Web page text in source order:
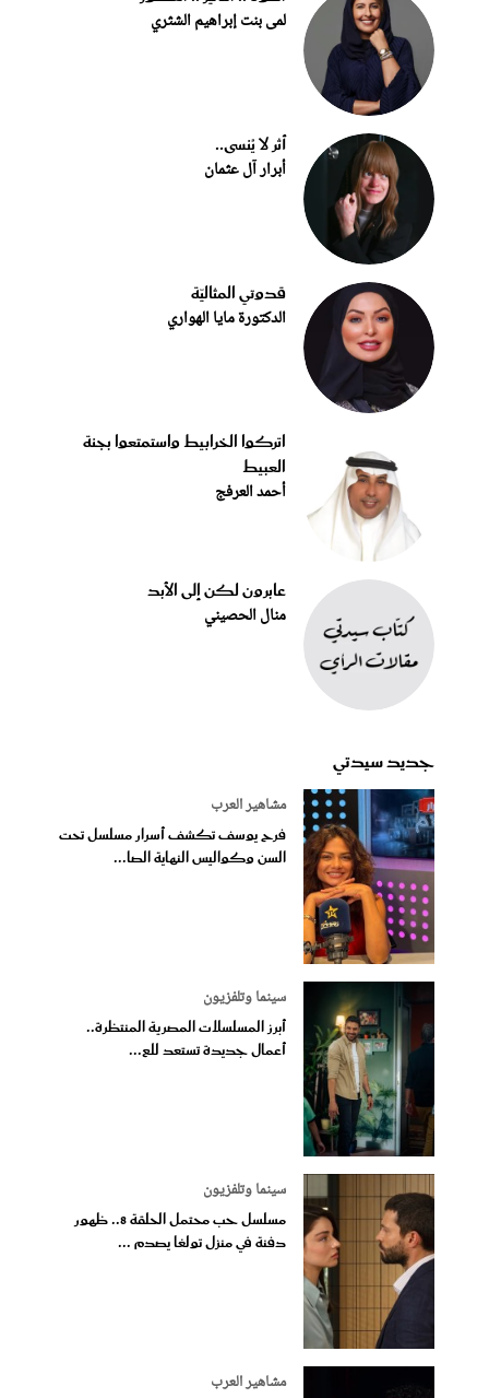
لمى بنت إبراهيم الشثري
أثر لا يُنسى..
أبرار آل عثمان
قدوتي المثاليّة
الدكتورة مايا الهواري
اتركوا الخرابيط واستمتعوا بجنة
العبيط
أحمد العرفج
عابرون لكن إلى الأبد
منال الحصيني
جديد سيدتي
مشاهير العرب
فرح يوسف تكشف أسرار مسلسل تحت
السن وكواليس النهاية الصا...
سينما وتلفزيون
أبرز المسلسلات المصرية المنتظرة..
أعمال جديدة تستعد للع...
سينما وتلفزيون
مسلسل حب محتمل الحلقة 8.. ظهور
دفنة في منزل تولغا يصدم ...
مشاهير العرب